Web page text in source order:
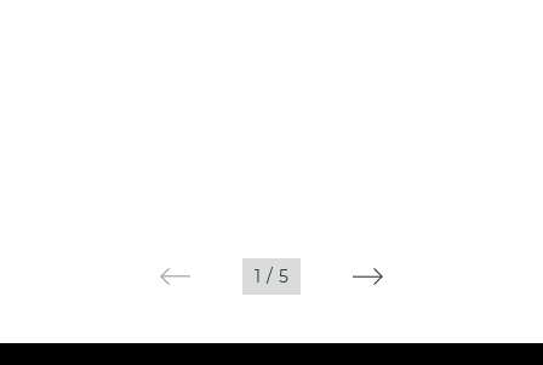
1 / 5